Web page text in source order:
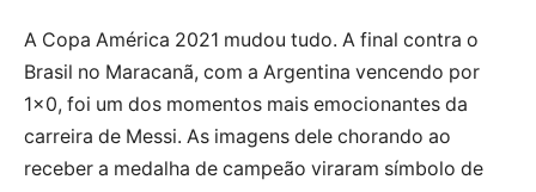
A Copa América 2021 mudou tudo. A final contra o
Brasil no Maracanã, com a Argentina vencendo por
1×0, foi um dos momentos mais emocionantes da
carreira de Messi. As imagens dele chorando ao
receber a medalha de campeão viraram símbolo de